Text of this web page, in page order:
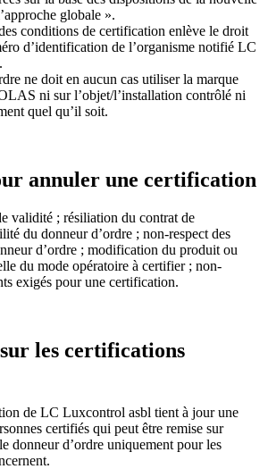
globale ».
conditions de certification enlève le droit
d’identification de l’organisme notifié LC
ne doit en aucun cas utiliser la marque
ni sur l’objet/l’installation contrôlé ni
quel qu’il soit.
annuler une certification
validité ; résiliation du contrat de
du donneur d’ordre ; non-respect des
d’ordre ; modification du produit ou
du mode opératoire à certifier ; non-
exigés pour une certification.
les certifications
de LC Luxcontrol asbl tient à jour une
certifiés qui peut être remise sur
donneur d’ordre uniquement pour les